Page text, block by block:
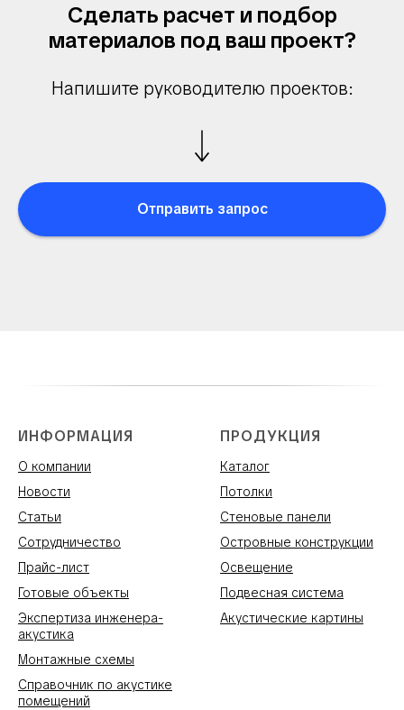
Сделать расчет и подбор
материалов под ваш проект?
Напишите руководителю проектов:
Отправить запрос
ИНФОРМАЦИЯ
О компании
Новости
Статьи
Сотрудничество
Прайс-лист
Готовые объекты
Экспертиза инженера-
акустика
Монтажные схемы
Справочник по акустике
помещений
ПРОДУКЦИЯ
Каталог
Потолки
Стеновые панели
Островные конструкции
Освещение
Подвесная система
Акустические картины